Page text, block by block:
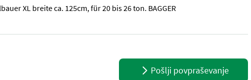
XL breite ca. 125cm, für 20 bis 26 ton. BAGGER
XL breite ca. 125cm, für 20 bis 26 ton. BAGGER Alle Angaben ohne
Pošlji povpraševanje